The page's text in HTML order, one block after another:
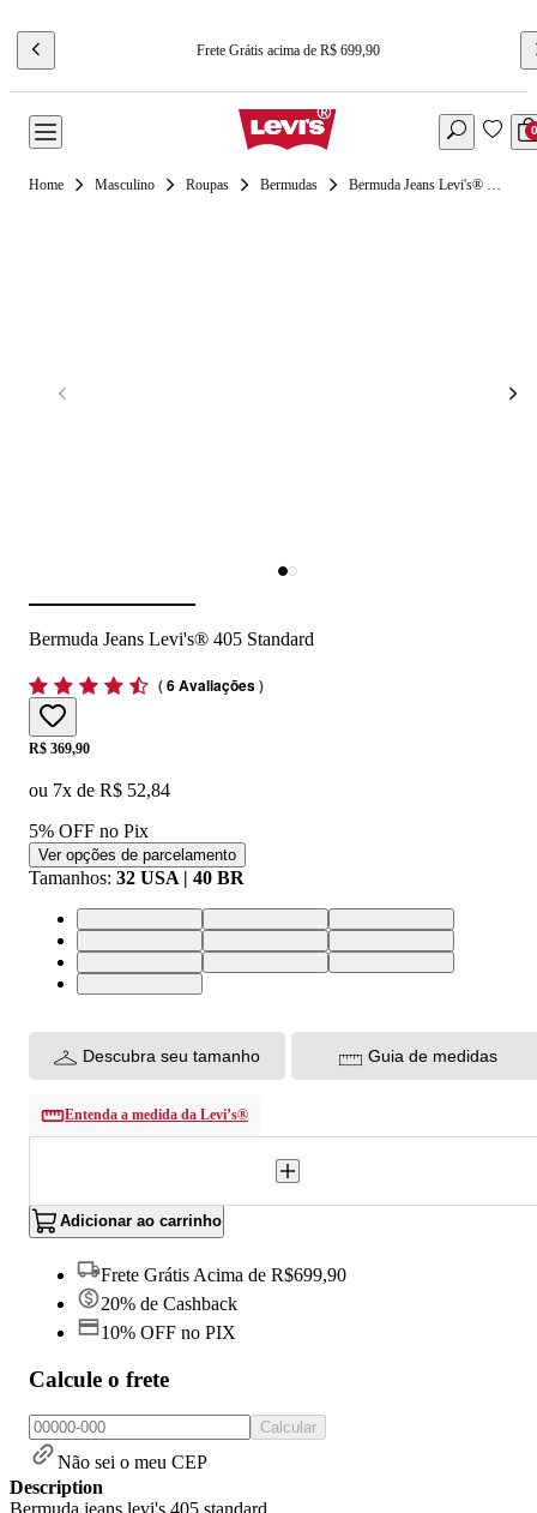
Frete Grátis acima de R$ 699,90
0
Masculino Roupas Bermudas Bermuda Jeans Levi's® 405 Standard
Bermuda Jeans Levi's® 405 Standard
(6 Avaliações)
Price:
R$ 369,90
ou 7x de R$ 52,84
5% OFF no Pix
Ver opções de parcelamento
Tamanhos: 32 USA | 40 BR
44 USA | 54 BR30 USA | 38 BR32 USA | 40 BR
33 USA | 42 BR38 USA | 48 BR34 USA | 44 BR
42 USA | 52 BR28 USA | 36 BR40 USA | 50 BR
36 USA | 46 BR
Descubra seu tamanho Guia de medidas
Entenda a medida da Levi’s®
Adicionar ao carrinho
Frete Grátis Acima de R$699,90
20% de Cashback
10% OFF no PIX
Calcule o frete
Calcular
Não sei o meu CEP
Description